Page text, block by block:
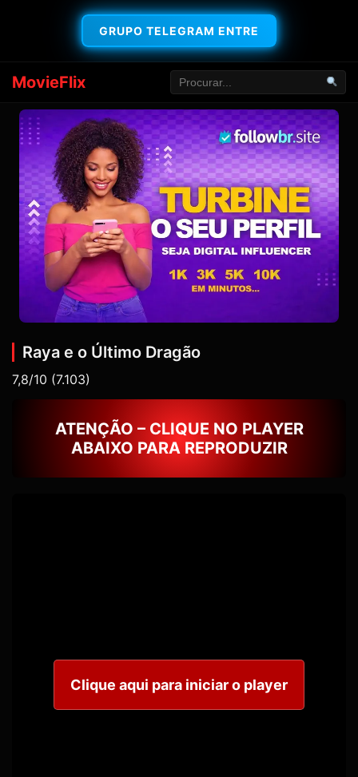
GRUPO TELEGRAM ENTRE
MovieFlix
Raya e o Último Dragão
7,8/10 (7.103)
ATENÇÃO – CLIQUE NO PLAYER
ABAIXO PARA REPRODUZIR
Clique aqui para iniciar o player